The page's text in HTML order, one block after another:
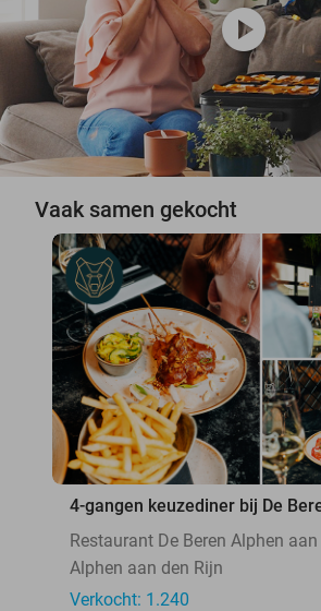
play_circle
Vaak samen gekocht
4-gangen keuzediner bij De
Restaurant De Beren Alphen
Alphen aan den Rijn
Verkocht: 1.240